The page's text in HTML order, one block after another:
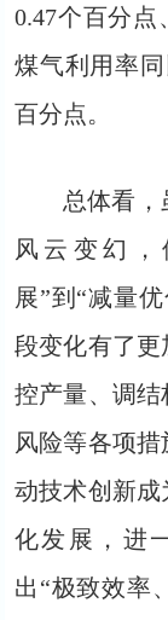
0.47个百分点
煤气利用率
百分点。
总体看，
风云变幻
展”到“减量
段变化有了
控产量、调
风险等各项
动技术创新
化发展，进
出“极致效率